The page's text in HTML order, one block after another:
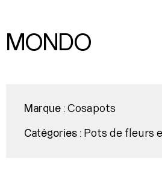
MONDO
Marque : Cosapots
Catégories : Pots de fleurs